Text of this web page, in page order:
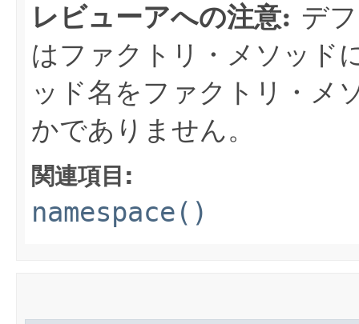
レビューアへの注意: デ
はファクトリ・メソッド
ッド名をファクトリ・メ
かでありません。
関連項目:
namespace()